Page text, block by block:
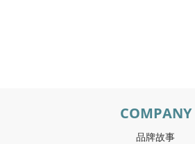
COMPANY
品牌故事